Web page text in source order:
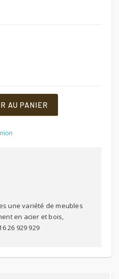
:
AU PANIER
une variété de meubles
en acier et bois,
26 929 929